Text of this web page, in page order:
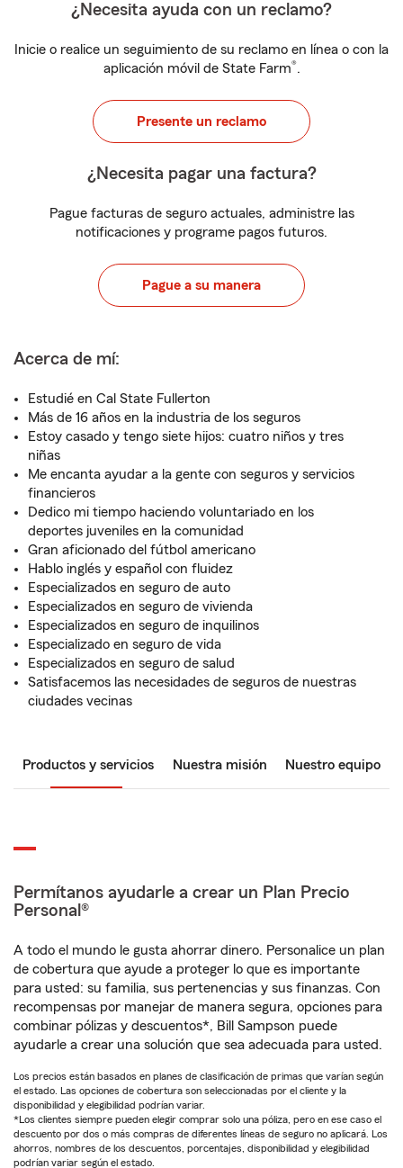
¿Necesita ayuda con un reclamo?
Inicie o realice un seguimiento de su reclamo en línea o con la
aplicación móvil de State Farm®.
Presente un reclamo
¿Necesita pagar una factura?
Pague facturas de seguro actuales, administre las
notificaciones y programe pagos futuros.
Pague a su manera
Acerca de mí:
Estudié en Cal State Fullerton
Más de 16 años en la industria de los seguros
Estoy casado y tengo siete hijos: cuatro niños y tres
niñas
Me encanta ayudar a la gente con seguros y servicios
financieros
Dedico mi tiempo haciendo voluntariado en los
deportes juveniles en la comunidad
Gran aficionado del fútbol americano
Hablo inglés y español con fluidez
Especializados en seguro de auto
Especializados en seguro de vivienda
Especializados en seguro de inquilinos
Especializado en seguro de vida
Especializados en seguro de salud
Satisfacemos las necesidades de seguros de nuestras
ciudades vecinas
Productos y servicios Nuestra misión Nuestro equipo
Permítanos ayudarle a crear un Plan Precio
Personal®
A todo el mundo le gusta ahorrar dinero. Personalice un plan
de cobertura que ayude a proteger lo que es importante
para usted: su familia, sus pertenencias y sus finanzas. Con
recompensas por manejar de manera segura, opciones para
combinar pólizas y descuentos*, Bill Sampson puede
ayudarle a crear una solución que sea adecuada para usted.
Los precios están basados en planes de clasificación de primas que varían según
el estado. Las opciones de cobertura son seleccionadas por el cliente y la
disponibilidad y elegibilidad podrían variar.
*Los clientes siempre pueden elegir comprar solo una póliza, pero en ese caso el
descuento por dos o más compras de diferentes líneas de seguro no aplicará. Los
ahorros, nombres de los descuentos, porcentajes, disponibilidad y elegibilidad
podrían variar según el estado.